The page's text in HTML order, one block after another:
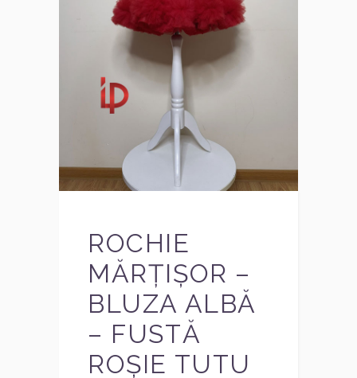
ROCHIE
MĂRȚIȘOR –
BLUZA ALBĂ
– FUSTĂ
ROȘIE TUTU